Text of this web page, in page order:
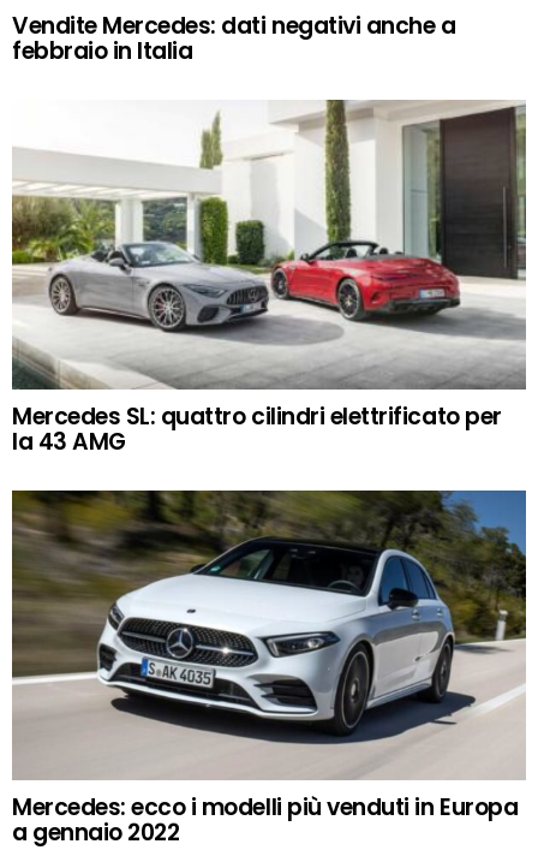
Vendite Mercedes: dati negativi anche a
febbraio in Italia
Mercedes SL: quattro cilindri elettrificato per
la 43 AMG
Mercedes: ecco i modelli più venduti in Europa
a gennaio 2022